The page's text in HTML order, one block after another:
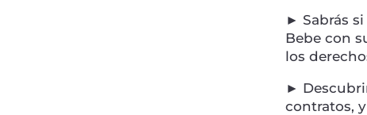
► Sabrás
Bebe con
los
►
contratos,